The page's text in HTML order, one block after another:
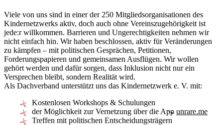
Viele von uns sind in einer der 250 Mitgliedsorganisationen des
Kindernetzwerks aktiv, doch auch ohne Vereinszugehörigkeit ist
jede:r willkommen. Barrieren und Ungerechtigkeiten nehmen wir
nicht einfach hin. Wir haben beschlossen, aktiv für Veränderungen
zu kämpfen – mit politischen Gesprächen, Petitionen,
Forderungspapieren und gemeinsamen Ausflügen. Wir wollen
gehört werden und dafür sorgen, dass Inklusion nicht nur ein
Versprechen bleibt, sondern Realität wird.
Als Dachverband unterstützt uns das Kindernetzwerk e. V. mit:
Kostenlosen Workshops & Schulungen
der Möglichkeit zur Vernetzung über die App unrare.me
Treffen mit politischen Entscheidungsträgern